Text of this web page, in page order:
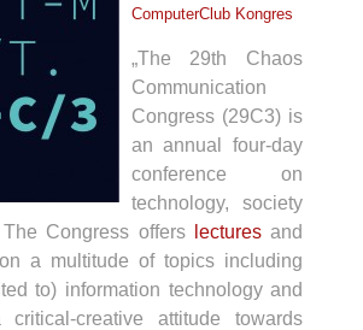
ComputerClub Kongres
„The 29th Chaos
Communication
Congress (29C3) is
an annual four-day
conference on
technology, society
Congress offers lectures and
a multitude of topics including
to) information technology and
creative attitude towards